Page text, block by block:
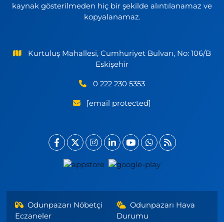
kaynak gösterilmeden hiç bir şekilde alıntılanamaz ve
kopyalanamaz.
Kurtuluş Mahallesi, Cumhuriyet Bulvarı, No: 106/B
Eskişehir
0 222 230 5353
[email protected]
Odunpazarı Nöbetçi
Eczaneler
Odunpazarı Hava
Durumu